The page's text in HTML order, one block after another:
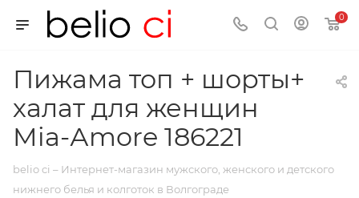
0
Пижама топ + шорты+
халат для женщин
Mia-Аmore 186221
belio ci – Интернет-магазин мужского, женского и детского
нижнего белья и колготок в Волгограде